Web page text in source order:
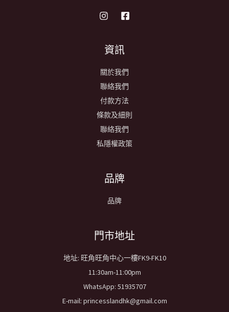
資訊
關於我們
聯絡我們
付款方法
條款及細則
聯絡我們
私隱權政策
品牌
品牌
​門市地址
地址: 旺角旺角中心一樓FK9-FK10
11:30am-11:00pm
WhatsApp: 51935707
E-mail: princesslandhk@gmail.com